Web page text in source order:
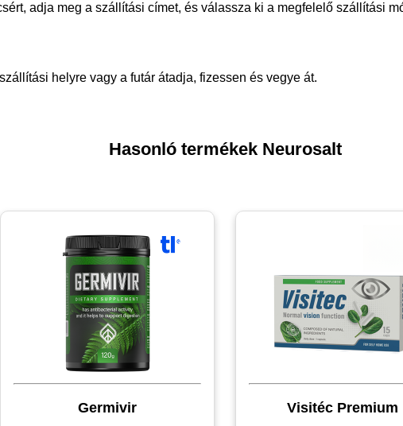
adja meg a szállítási címet, és válassza ki a megfelelő szállítási
helyre vagy a futár átadja, fizessen és vegye át.
Hasonló termékek Neurosalt
Germivir Visitéc Premium